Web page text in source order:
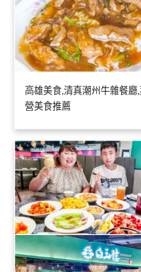
高雄美食,清真潮州牛雜餐
營美食推薦